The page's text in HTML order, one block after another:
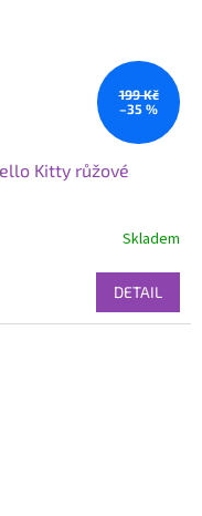
199 Kč
–35 %
Kitty růžové
Skladem
DETAIL